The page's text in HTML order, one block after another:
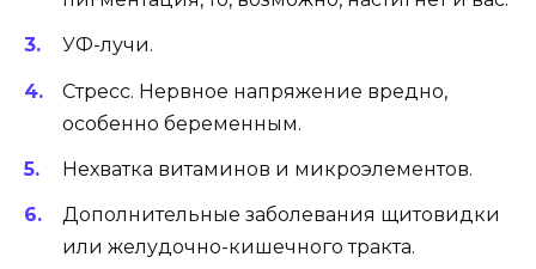
УФ-лучи.
Стресс. Нервное напряжение вредно,
особенно беременным.
Нехватка витаминов и микроэлементов.
Дополнительные заболевания щитовидки
или желудочно-кишечного тракта.